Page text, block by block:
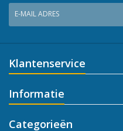
E-MAIL ADRES
Klantenservice
Informatie
Categorieën